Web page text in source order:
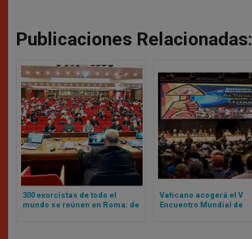
Publicaciones Relacionadas:
300 exorcistas de todo el
mundo se reúnen en Roma: de
Vaticano acogerá el V
Encuentro Mundial de